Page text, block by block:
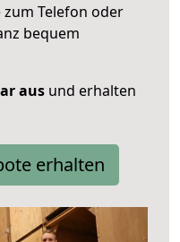
Telefon oder
bequem
aus und erhalten
erhalten